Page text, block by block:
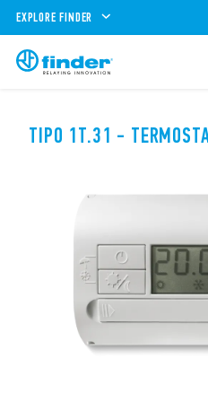
EXPLORE FINDER
TIPO 1T.31 -